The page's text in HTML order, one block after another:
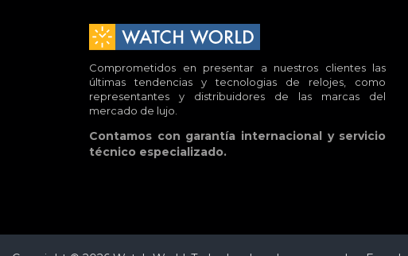
Comprometidos en presentar a nuestros clientes las
últimas tendencias y tecnologias de relojes, como
representantes y distribuidores de las marcas del
mercado de lujo.
Contamos con garantía internacional y servicio
técnico especializado.